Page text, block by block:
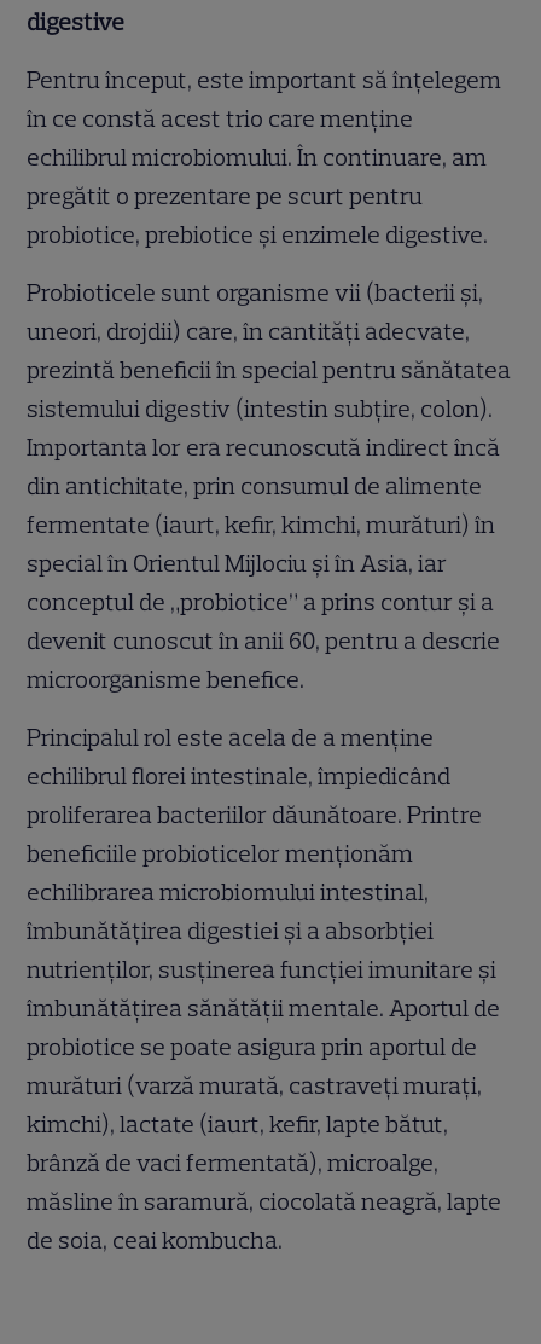
digestive
Pentru început, este important să înțelegem
în ce constă acest trio care menține
echilibrul microbiomului. În continuare, am
pregătit o prezentare pe scurt pentru
probiotice, prebiotice și enzimele digestive.
Probioticele sunt organisme vii (bacterii și,
uneori, drojdii) care, în cantități adecvate,
prezintă beneficii în special pentru sănătatea
sistemului digestiv (intestin subțire, colon).
Importanta lor era recunoscută indirect încă
din antichitate, prin consumul de alimente
fermentate (iaurt, kefir, kimchi, murături) în
special în Orientul Mijlociu și în Asia, iar
conceptul de „probiotice” a prins contur și a
devenit cunoscut în anii 60, pentru a descrie
microorganisme benefice.
Principalul rol este acela de a menține
echilibrul florei intestinale, împiedicând
proliferarea bacteriilor dăunătoare. Printre
beneficiile probioticelor menționăm
echilibrarea microbiomului intestinal,
îmbunătățirea digestiei și a absorbției
nutrienților, susținerea funcției imunitare și
îmbunătățirea sănătății mentale. Aportul de
probiotice se poate asigura prin aportul de
murături (varză murată, castraveți murați,
kimchi), lactate (iaurt, kefir, lapte bătut,
brânză de vaci fermentată), microalge,
măsline în saramură, ciocolată neagră, lapte
de soia, ceai kombucha.